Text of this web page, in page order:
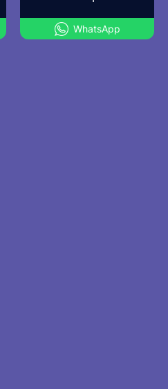
WhatsApp